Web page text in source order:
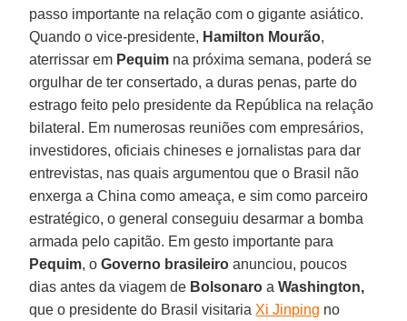
passo importante na relação com o gigante asiático.
Quando o vice-presidente, Hamilton Mourão,
aterrissar em Pequim na próxima semana, poderá se
orgulhar de ter consertado, a duras penas, parte do
estrago feito pelo presidente da República na relação
bilateral. Em numerosas reuniões com empresários,
investidores, oficiais chineses e jornalistas para dar
entrevistas, nas quais argumentou que o Brasil não
enxerga a China como ameaça, e sim como parceiro
estratégico, o general conseguiu desarmar a bomba
armada pelo capitão. Em gesto importante para
Pequim, oGoverno brasileiro anunciou, poucos
dias antes da viagem de Bolsonaro aWashington,
que o presidente do Brasil visitaria Xi Jinping no